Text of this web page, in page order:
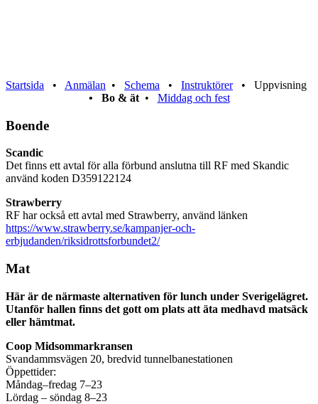
Startsida • Anmälan • Schema • Instruktörer• Uppvisning
•
Bo & ät • Middag och fest
Boende
Scandic
Det finns ett avtal för alla förbund anslutna till RF med Skandic
använd koden D359122124
Strawberry
RF har också ett avtal med Strawberry, använd länken
https://www.strawberry.se/kampanjer-och-
erbjudanden/riksidrottsforbundet2/
Mat
Här är de närmaste alternativen för lunch under Sverigelägret.
Utanför hallen finns det gott om plats att äta medhavd matsäck
eller hämtmat.
Coop Midsommarkransen
Svandammsvägen 20, bredvid tunnelbanestationen
Öppettider:
Måndag–fredag 7–23
Lördag – söndag 8–23